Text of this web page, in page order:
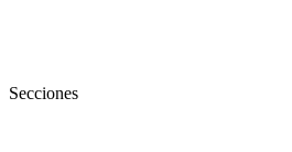
Secciones